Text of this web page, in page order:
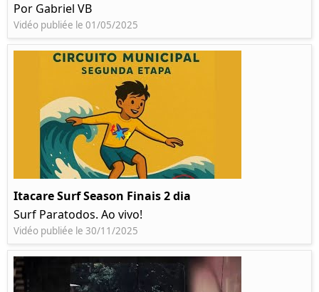
Por Gabriel VB
Vidéo publiée le 01/05/2025
Itacare Surf Season Finais 2 dia
Surf Paratodos. Ao vivo!
Vidéo publiée le 30/11/2025